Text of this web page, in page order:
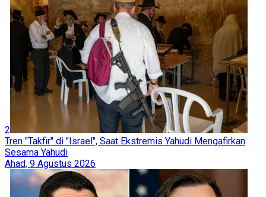
2
Tren "Takfir" di "Israel", Saat Ekstremis Yahudi Mengafirkan
Sesama Yahudi
Ahad, 9 Agustus 2026